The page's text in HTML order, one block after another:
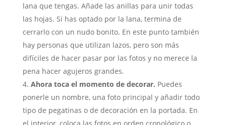
lana que tengas. Añade las anillas para unir todas
las hojas. Si has optado por la lana, termina de
cerrarlo con un nudo bonito. En este punto también
hay personas que utilizan lazos, pero son más
difíciles de hacer pasar por las fotos y no merece la
pena hacer agujeros grandes.
Ahora toca el momento de decorar. Puedes
ponerle un nombre, una foto principal y añadir todo
tipo de pegatinas o de decoración en la portada. En